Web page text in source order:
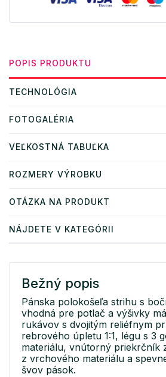
POPIS PRODUKTU
TECHNOLÓGIA
FOTOGALÉRIA
VEĽKOSTNÁ TABUĽKA
ROZMERY VÝROBKU
OTÁZKA NA PRODUKT
NÁJDETE V KATEGÓRII
Bežný popis
Pánska polokošeľa strihu s
vhodná pre potlač a výšivky
rukávov s dvojitým reliéfnym
rebrového úpletu 1:1, légu s 3
materiálu, vnútorný priekrčník
z vrchového materiálu a
švov pások.